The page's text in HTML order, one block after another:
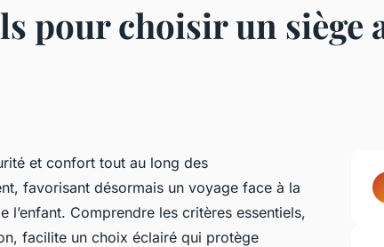
pour choisir un siège
et confort tout au long des
favorisant désormais un voyage face à la
Comprendre les critères essentiels,
facilite un choix éclairé qui protège